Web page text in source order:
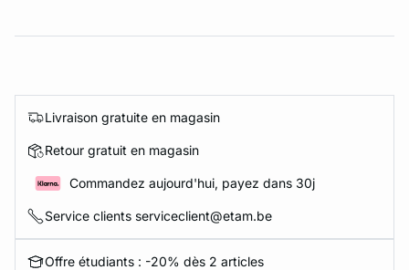
Livraison gratuite en magasin
Retour gratuit en magasin
Commandez aujourd'hui, payez dans 30j
Service clients serviceclient@etam.be
Offre étudiants : -20% dès 2 articles